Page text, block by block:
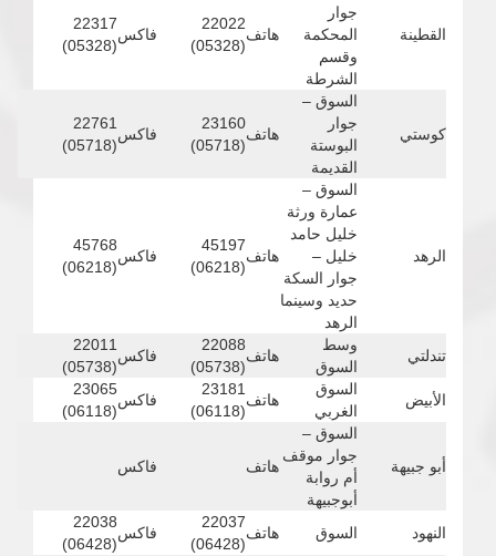
القطينة
جوار
المحكمة
وقسم
الشرطة
هاتف
22022
(05328)
فاكس
22317
(05328)
كوستي
السوق –
جوار
البوستة
القديمة
هاتف
23160
(05718)
فاكس
22761
(05718)
الرهد
السوق –
عمارة ورثة
خليل حامد
خليل –
جوار السكة
حديد وسينما
الرهد
هاتف
45197
(06218)
فاكس
45768
(06218)
تندلتي
وسط
السوق
هاتف
22088
(05738)
فاكس
22011
(05738)
الأبيض
السوق
الغربي
هاتف
23181
(06118)
فاكس
23065
(06118)
أبو جبيهة
السوق –
جوار موقف
أم روابة
أبوجبيهة
هاتف فاكس
النهود السوق هاتف
22037
(06428)
فاكس
22038
(06428)